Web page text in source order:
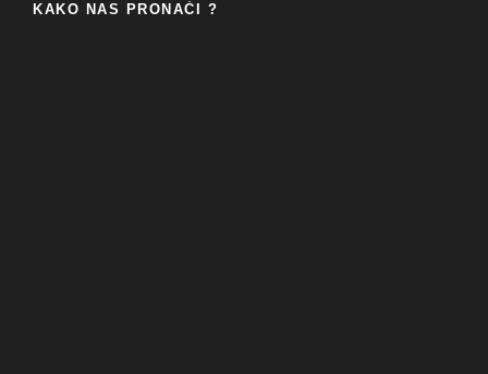
KAKO NAS PRONAĆI ?